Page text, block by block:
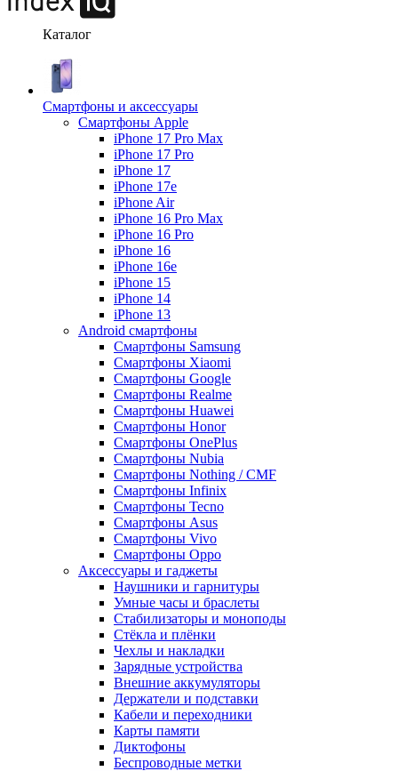
Каталог
Смартфоны и аксессуары
Смартфоны Apple
iPhone 17 Pro Max
iPhone 17 Pro
iPhone 17
iPhone 17e
iPhone Air
iPhone 16 Pro Max
iPhone 16 Pro
iPhone 16
iPhone 16e
iPhone 15
iPhone 14
iPhone 13
Android cмартфоны
Смартфоны Samsung
Смартфоны Xiaomi
Смартфоны Google
Смартфоны Realme
Смартфоны Huawei
Смартфоны Honor
Смартфоны OnePlus
Смартфоны Nubia
Смартфоны Nothing / CMF
Смартфоны Infinix
Смартфоны Tecno
Смартфоны Asus
Смартфоны Vivo
Смартфоны Oppo
Аксессуары и гаджеты
Наушники и гарнитуры
Умные часы и браслеты
Стабилизаторы и моноподы
Стёкла и плёнки
Чехлы и накладки
Зарядные устройства
Внешние аккумуляторы
Держатели и подставки
Кабели и переходники
Карты памяти
Диктофоны
Беспроводные метки